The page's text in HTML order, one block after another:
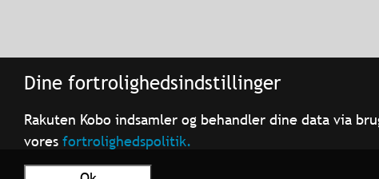
Dine fortrolighedsindstillinger
Rakuten Kobo indsamler og behandler dine data via
voresfortrolighedspolitik.